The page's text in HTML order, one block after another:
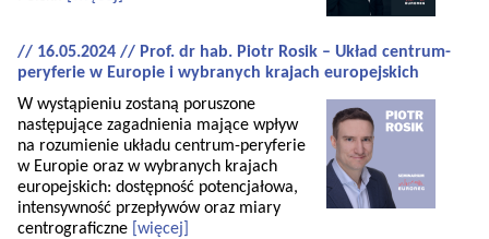
// 16.05.2024 // Prof. dr hab. Piotr Rosik – Układ centrum-
peryferie w Europie i wybranych krajach europejskich
W wystąpieniu zostaną poruszone
następujące zagadnienia mające wpływ
na rozumienie układu centrum-peryferie
w Europie oraz w wybranych krajach
europejskich: dostępność potencjałowa,
intensywność przepływów oraz miary
centrograficzne [więcej]